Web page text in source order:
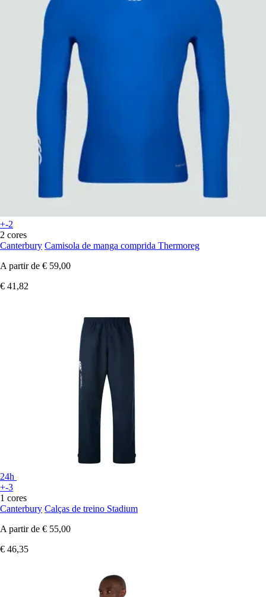
+-2
2 cores
Canterbury Camisola de manga comprida Thermoreg
A partir de € 59,00
€ 41,82
24h
+-3
1 cores
Canterbury Calças de treino Stadium
A partir de € 55,00
€ 46,35